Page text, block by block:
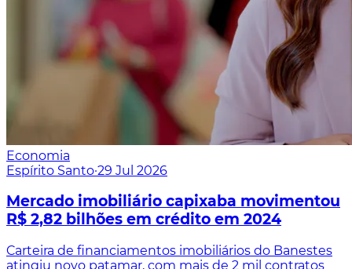
Economia
Espírito Santo·29 Jul 2026
Mercado imobiliário capixaba movimentou
R$ 2,82 bilhões em crédito em 2024
Carteira de financiamentos imobiliários do Banestes
atingiu novo patamar, com mais de 2 mil contratos